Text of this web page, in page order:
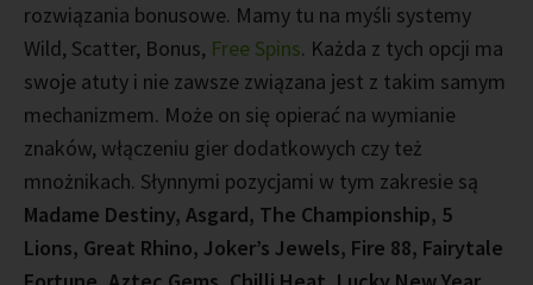
rozwiązania bonusowe. Mamy tu na myśli systemy
Wild, Scatter, Bonus, Free Spins. Każda z tych opcji ma
swoje atuty i nie zawsze związana jest z takim samym
mechanizmem. Może on się opierać na wymianie
znaków, włączeniu gier dodatkowych czy też
mnożnikach. Słynnymi pozycjami w tym zakresie są
Madame Destiny, Asgard, The Championship, 5
Lions, Great Rhino, Joker’s Jewels, Fire 88, Fairytale